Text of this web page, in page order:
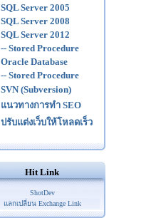
SQL Server 2005
SQL Server 2008
SQL Server 2012
-- Stored Procedure
Oracle Database
-- Stored Procedure
SVN (Subversion)
แนวทางการทำ SEO
ปรับแต่งเว็บให้โหลดเร็ว
Hit Link
ShotDev
แลกเปลี่ยน Exchange Link